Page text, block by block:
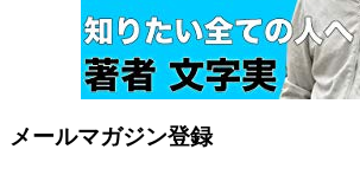
メールマガジン登録